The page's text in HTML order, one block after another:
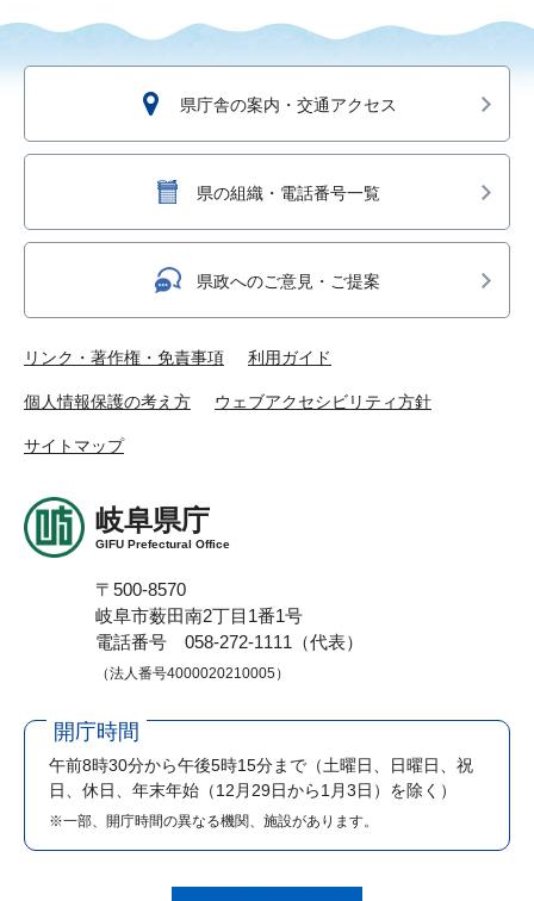
県庁舎の案内・交通アクセス
県の組織・電話番号一覧
県政へのご意見・ご提案
リンク・著作権・免責事項 利用ガイド
個人情報保護の考え方 ウェブアクセシビリティ方針
サイトマップ
岐阜県庁
GIFU Prefectural Office
〒500-8570
岐阜市薮田南2丁目1番1号
電話番号 058-272-1111（代表）
（法人番号4000020210005）
開庁時間
午前8時30分から午後5時15分まで （土曜日、日曜日、祝
日、休日、年末年始（12月29日から1月3日）を除く）
※一部、開庁時間の異なる機関、施設があります。